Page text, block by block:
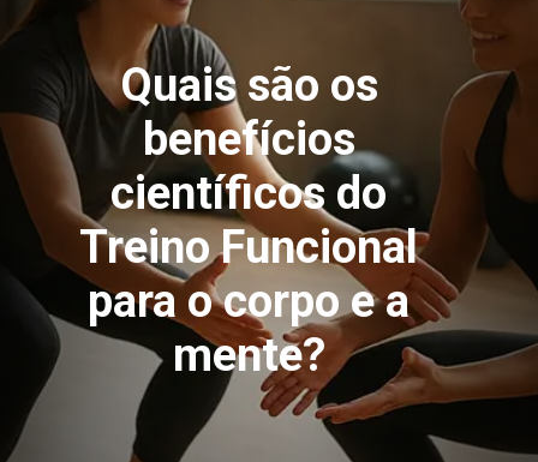
Quais são os
benefícios
científicos do
Treino Funcional
para o corpo e a
mente?